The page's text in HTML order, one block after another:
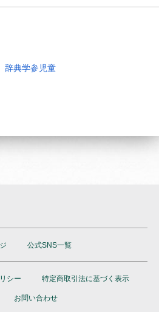
辞典学参児童
公式SNS一覧
シー 特定商取引法に基づく表示
お問い合わせ